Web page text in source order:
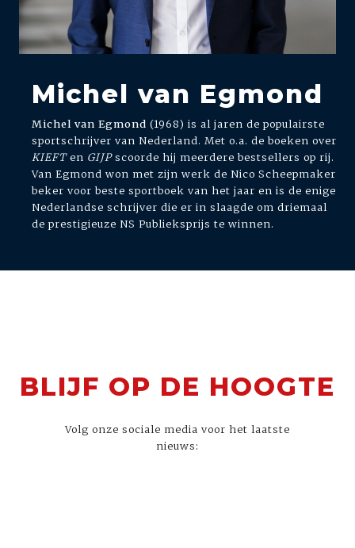
Michel van Egmond
Michel van Egmond (1968) is al jaren de populairste
sportschrijver van Nederland. Met o.a. de boeken over
KIEFTen GIJPscoorde hij meerdere bestsellers op rij.
Van Egmond won met zijn werk de Nico Scheepmaker
beker voor beste sportboek van het jaar en is de enige
Nederlandse schrijver die er in slaagde om driemaal
de prestigieuze NS Publieksprijs te winnen.
BLIJF OP DE HOOGTE
Volg onze sociale media voor het laatste
nieuws: